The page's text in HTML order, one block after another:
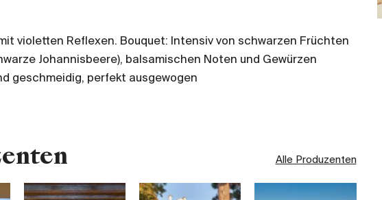
violetten Reflexen. Bouquet: Intensiv von schwarzen Früchten
Johannisbeere), balsamischen Noten und Gewürzen
geschmeidig, perfekt ausgewogen
Alle Produzenten